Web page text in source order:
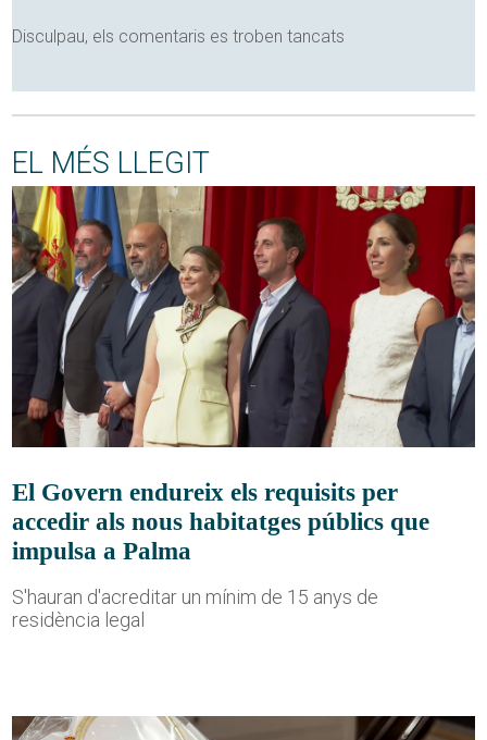
Disculpau, els comentaris es troben tancats
EL MÉS LLEGIT
El Govern endureix els requisits per
accedir als nous habitatges públics que
impulsa a Palma
S'hauran d'acreditar un mínim de 15 anys de
residència legal